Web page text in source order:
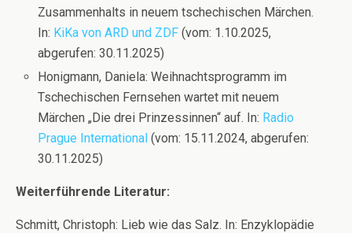
Zusammenhalts in neuem tschechischen Märchen.
In: KiKa von ARD und ZDF (vom: 1.10.2025,
abgerufen: 30.11.2025)
Honigmann, Daniela: Weihnachtsprogramm im
Tschechischen Fernsehen wartet mit neuem
Märchen „Die drei Prinzessinnen“ auf. In: Radio
Prague International (vom: 15.11.2024, abgerufen:
30.11.2025)
Weiterführende Literatur:
Schmitt, Christoph: Lieb wie das Salz. In: Enzyklopädie